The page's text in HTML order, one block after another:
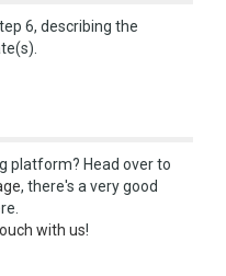
6, describing the
platform? Head over to
, there's a very good
with us!